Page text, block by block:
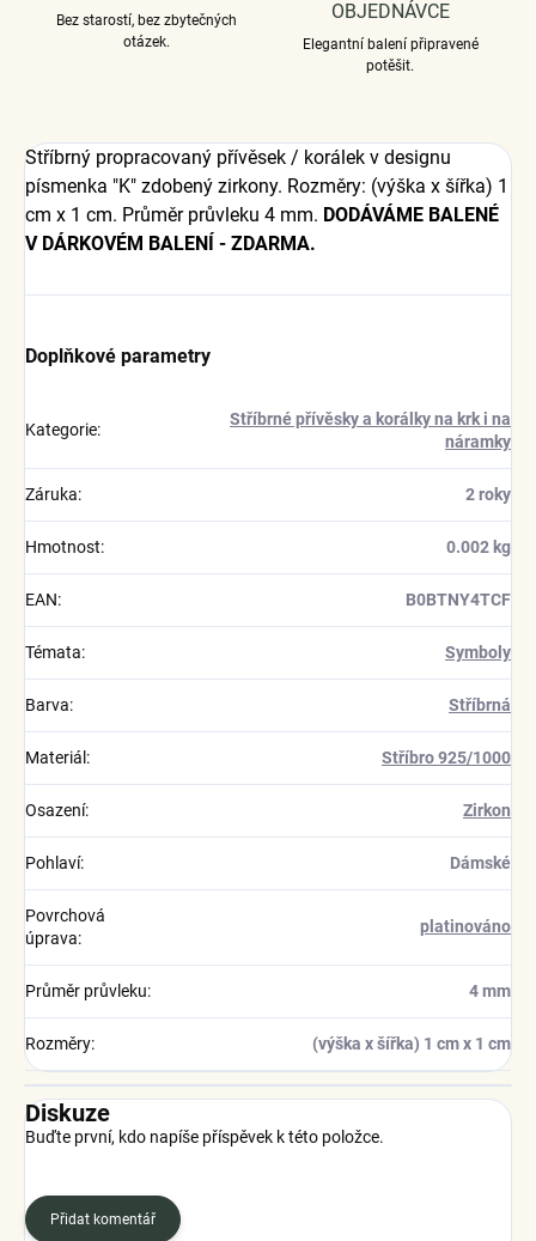
Bez starostí, bez zbytečných
otázek.
OBJEDNÁVCE
Elegantní balení připravené
potěšit.
Stříbrný propracovaný přívěsek / korálek v designu
písmenka "K" zdobený zirkony. Rozměry: (výška x šířka) 1
cm x 1 cm. Průměr průvleku 4 mm. DODÁVÁME BALENÉ
V DÁRKOVÉM BALENÍ - ZDARMA.
Doplňkové parametry
Kategorie:
Stříbrné přívěsky a korálky na krk i na
náramky
Záruka: 2 roky
Hmotnost: 0.002 kg
EAN: B0BTNY4TCF
Témata: Symboly
Barva: Stříbrná
Materiál : Stříbro 925/1000
Osazení: Zirkon
Pohlaví: Dámské
Povrchová
úprava:
platinováno
Průměr průvleku: 4 mm
Rozměry: (výška x šířka) 1 cm x 1 cm
Diskuze
Buďte první, kdo napíše příspěvek k této položce.
Přidat komentář